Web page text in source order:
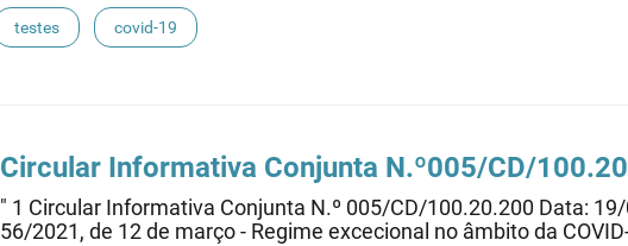
testes covid-19
Circular Informativa Conjunta N.º005/CD/
" 1 Circular Informativa Conjunta N.º 005/CD/100.20.200 Data:
56/2021, de 12 de março - Regime excecional no âmbito da